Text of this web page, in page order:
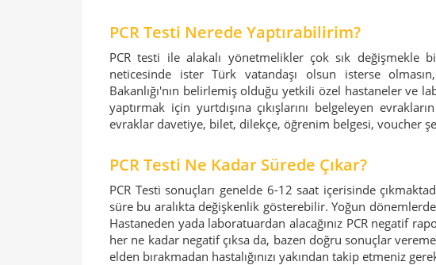
PCR Testi Nerede Yaptırabilirim?
PCR testi ile alakalı yönetmelikler çok sık değişmekle
neticesinde ister Türk vatandaşı olsun isterse
Bakanlığı'nın belirlemiş olduğu yetkili özel hastaneler ve
yaptırmak için yurtdışına çıkışlarını belgeleyen
evraklar davetiye, bilet, dilekçe, öğrenim belgesi, voucher
PCR Testi Ne Kadar Sürede Çıkar?
PCR Testi sonuçları genelde 6-12 saat içerisinde
süre bu aralıkta değişkenlik gösterebilir. Yoğun
Hastaneden yada laboratuardan alacağınız PCR negatif
her ne kadar negatif çıksa da, bazen doğru sonuçlar
elden bırakmadan hastalığınızı yakından takip etmeniz